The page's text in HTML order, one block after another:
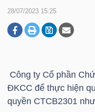
28/07/2023 15:25
Công ty Cổ phần
ĐKCC để thực hiện
quyền CTCB2301